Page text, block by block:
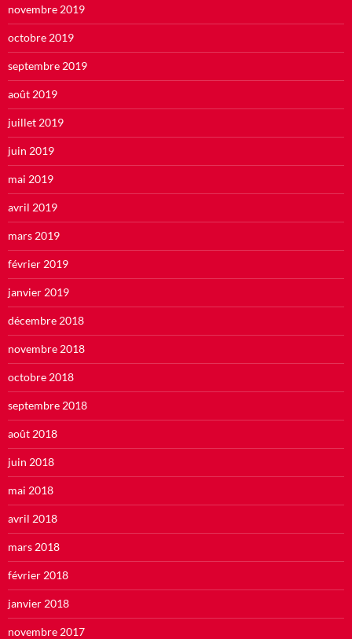
novembre 2019
octobre 2019
septembre 2019
août 2019
juillet 2019
juin 2019
mai 2019
avril 2019
mars 2019
février 2019
janvier 2019
décembre 2018
novembre 2018
octobre 2018
septembre 2018
août 2018
juin 2018
mai 2018
avril 2018
mars 2018
février 2018
janvier 2018
novembre 2017